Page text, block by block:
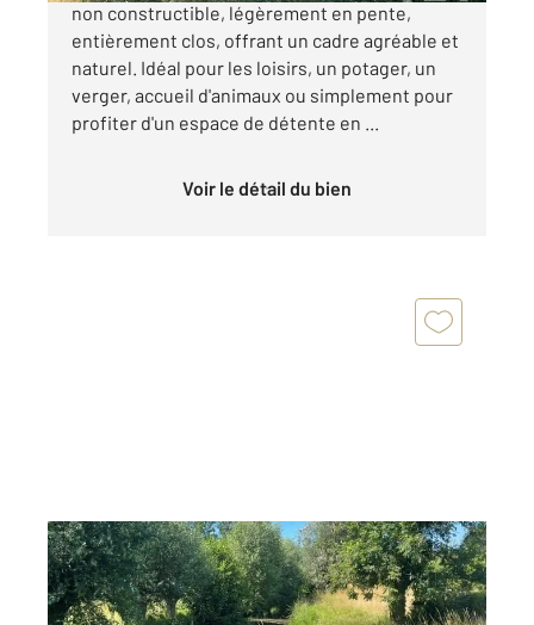
non constructible, légèrement en pente,
entièrement clos, offrant un cadre agréable et
naturel. Idéal pour les loisirs, un potager, un
verger, accueil d'animaux ou simplement pour
profiter d'un espace de détente en ...
Voir le détail du bien
MESNIL SOUS VIENNE 27
2318 m2
Ref : 677638